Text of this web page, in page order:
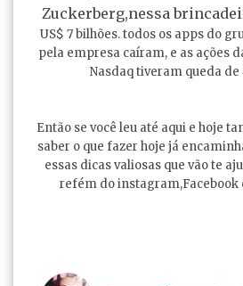
Zuckerberg,nessa
US$ 7 bilhões. todos os apps do
pela empresa caíram, e as ações
Nasdaq tiveram queda de
Então se você leu até aqui e hoje
saber o que fazer hoje já
essas dicas valiosas que vão te
refém do instagram,Facebook